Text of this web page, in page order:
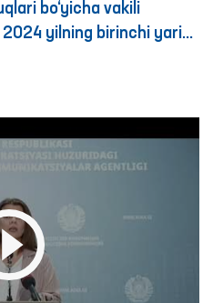
bo‘yicha vakili
yilning birinchi yarim
aniqlash va oldini
ishlar yuzasidan